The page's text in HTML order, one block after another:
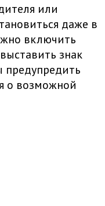
или
даже в
включить
знак
предупредить
о возможной